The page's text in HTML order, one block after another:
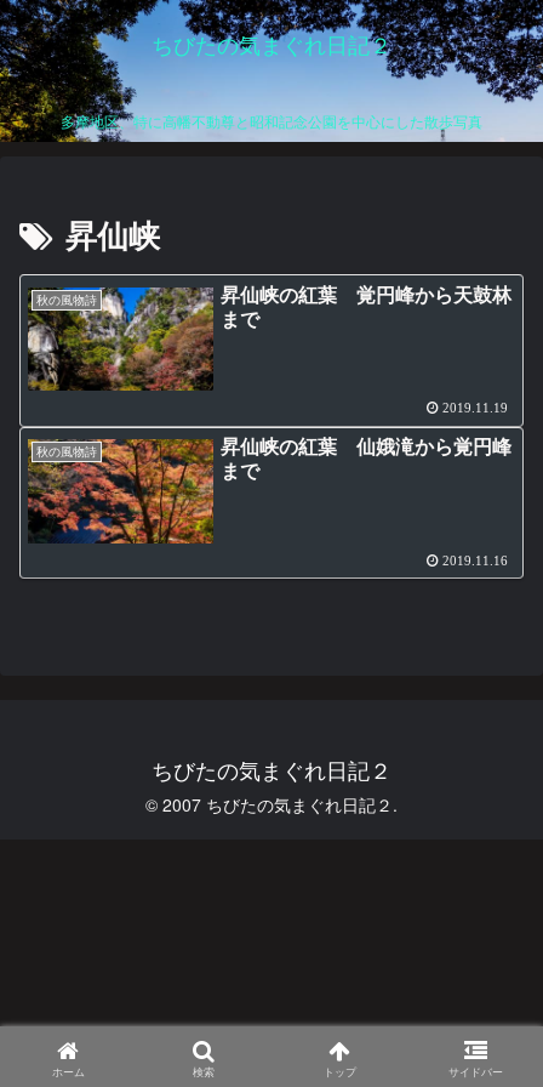
ちびたの気まぐれ日記２
多摩地区、特に高幡不動尊と昭和記念公園を中心にした散歩写真
昇仙峡
秋の風物詩
昇仙峡の紅葉 覚円峰から天鼓林
まで
2019.11.19
秋の風物詩
昇仙峡の紅葉 仙娥滝から覚円峰
まで
2019.11.16
ちびたの気まぐれ日記２
© 2007 ちびたの気まぐれ日記２.
ホーム 検索 トップ サイドバー